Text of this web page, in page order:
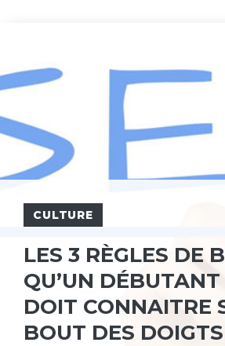
CULTURE
LES 3 RÈGLES DE
QU’UN DÉBUTANT
DOIT CONNAITRE
BOUT DES DOIGTS